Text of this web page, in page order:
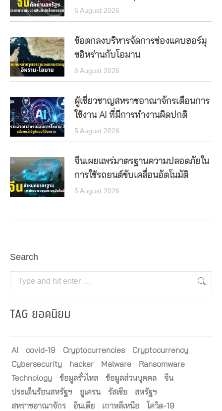
6 August 2026
ข้อตกลงบริหารจัดการช่องแคบฮอร์มุ
ซอิหร่านกับโอมาน
6 August 2026
ผู้เชี่ยวชาญสหราชอาณาจักรเตือนการ
ใช้งาน AI ที่มีการทำงานผิดปกติ
5 August 2026
จีนเผยแพร่มาตรฐานความปลอดภัยใน
การใช้รถยนต์ขับเคลื่อนอัตโนมัติ
5 August 2026
Search
Search:
TAG ยอดนิยม
AI covid-19 Cryptocurrencies
Cryptocurrency
Cybersecurity
hacker Malware
Ransomware
Technology
ข้อมูลรั่วไหล ข้อมูลส่วนบุคคล
จีน
ประเด็นร้อนสหรัฐฯ
ยูเครน รัสเซีย
สหรัฐฯ
สหราชอาณาจักร
อินเดีย เกาหลีเหนือ โควิด-19